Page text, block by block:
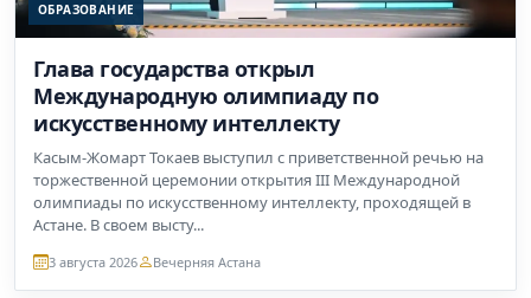
ОБРАЗОВАНИЕ
Глава государства открыл
Международную олимпиаду по
искусственному интеллекту
Касым-Жомарт Токаев выступил с приветственной речью на
торжественной церемонии открытия III Международной
олимпиады по искусственному интеллекту, проходящей в
Астане. В своем высту...
3 августа 2026 Вечерняя Астана